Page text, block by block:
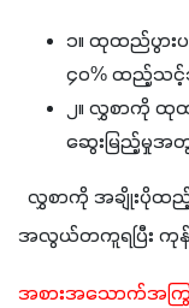
၁။ ထုထည်ပွား
၄ဝ% ထည့်သ
၂။ လွှစာကို ထုထ
ဆွေးမြည့်မှုအတွ
လွှစာကို အချိုးပိုထ
အလွယ်တကူရပြီး ကုန်
အစားအသောက်အကြွ